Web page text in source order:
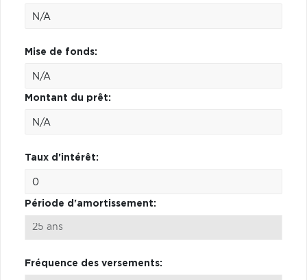
Mise de fonds:
Montant du prêt:
Taux d'intérêt:
Période d'amortissement:
Fréquence des versements: